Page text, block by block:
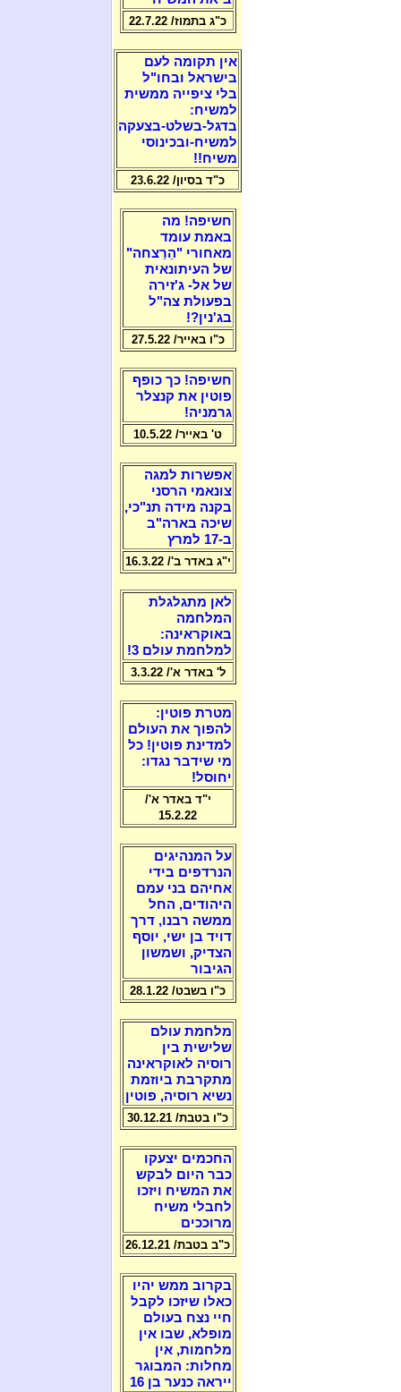
כ"ג בתמוז/ 22.7.22
אין תקומה לעם
בישראל ובחו"ל
בלי ציפייה ממשית
למשיח:
בדגל-בשלט-בצעקה
למשיח-ובכינוסי
משיח!!
כ"ד בסיון/ 23.6.22
חשיפה! מה
באמת עומד
מאחורי "הֵרַצחה"
של העיתונאית
של אל- ג'זירה
בפעולת צה"ל
בג'נין?!
כ"ו באייר/ 27.5.22
חשיפה! כך כופף
פוטין את קנצלר
גרמניה!
ט' באייר/ 10.5.22
אפשרות למגה
צונאמי הרסני
בקנה מידה תנ"כי,
שיכה בארה"ב
ב-17 למרץ
י"ג באדר ב'/ 16.3.22
לאן מתגלגלת
המלחמה
באוקראינה:
למלחמת עולם 3!
ל' באדר א'/ 3.3.22
מטרת פוטין:
להפוך את העולם
למדינת פוטין! כל
מי שידבר נגדו:
יחוסל!
י"ד באדר א'/
15.2.22
על המנהיגים
הנרדפים בידי
אחיהם בני עמם
היהודים, החל
ממשה רבנו, דרך
דויד בן ישי, יוסף
הצדיק, ושמשון
הגיבור
כ"ו בשבט/ 28.1.22
מלחמת עולם
שלישית בין
רוסיה לאוקראינה
מתקרבת ביוזמת
נשיא רוסיה, פוטין
כ"ו בטבת/ 30.12.21
החכמים יצעקו
כבר היום לבקש
את המשיח ויזכו
לחבלי משיח
מרוככים
כ"ב בטבת/ 26.12.21
בקרוב ממש יהיו
כאלו שיזכו לקבל
חיי נצח בעולם
מופלא, שבו אין
מלחמות, אין
מחלות: המבוגר
ייראה כנער בן 16